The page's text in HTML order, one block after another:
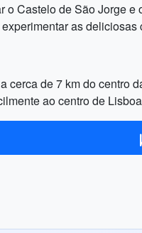
o Castelo de São Jorge
as
cerca de 7 km do
ao centro de